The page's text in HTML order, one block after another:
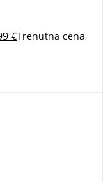
€Trenutna cena
knjigah popelje
dogodivščin in